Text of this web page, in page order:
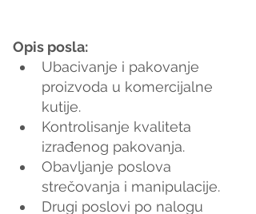
Opis posla:
Ubacivanje i pakovanje
proizvoda u komercijalne
kutije.
Kontrolisanje kvaliteta
izrađenog pakovanja.
Obavljanje poslova
strečovanja i manipulacije.
Drugi poslovi po nalogu